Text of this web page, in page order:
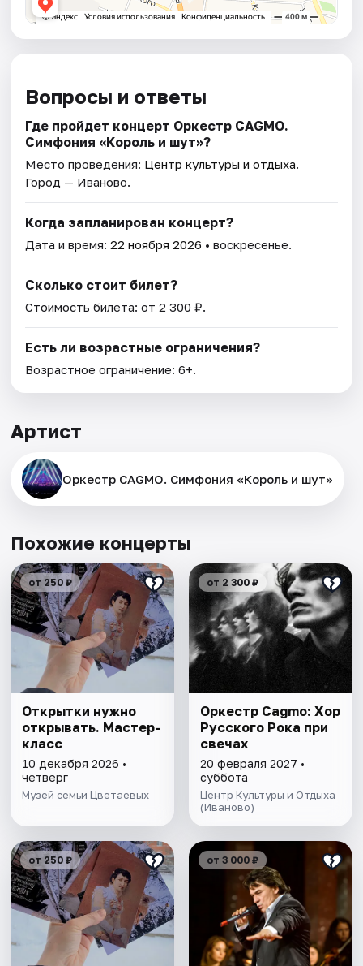
Вопросы и ответы
Где пройдет концерт Оркестр CAGMO.
Симфония «Король и шут»?
Место проведения: Центр культуры и отдыха.
Город — Иваново.
Когда запланирован концерт?
Дата и время:22 ноября 2026 • воскресенье.
Сколько стоит билет?
Стоимость билета: от 2 300 ₽.
Есть ли возрастные ограничения?
Возрастное ограничение: 6+.
Артист
Оркестр CAGMO. Симфония «Король и шут»
Похожие концерты
от 250 ₽
Открытки нужно
открывать. Мастер-
класс
10 декабря 2026 •
четверг
Музей семьи Цветаевых
от 2 300 ₽
Оркестр Cagmo: Хор
Русского Рока при
свечах
20 февраля 2027 •
суббота
Центр Культуры и Отдыха
(Иваново)
от 250 ₽ от 3 000 ₽